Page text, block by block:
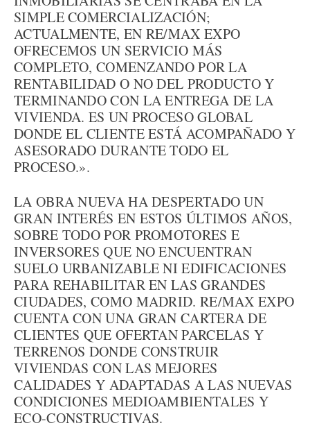
SIMPLE COMERCIALIZACIÓN;
ACTUALMENTE, EN RE/MAX EXPO
OFRECEMOS UN SERVICIO MÁS
COMPLETO, COMENZANDO POR LA
RENTABILIDAD O NO DEL PRODUCTO Y
TERMINANDO CON LA ENTREGA DE LA
VIVIENDA. ES UN PROCESO GLOBAL
DONDE EL CLIENTE ESTÁ ACOMPAÑADO Y
ASESORADO DURANTE TODO EL
PROCESO.».
LA OBRA NUEVA HA DESPERTADO UN
GRAN INTERÉS EN ESTOS ÚLTIMOS AÑOS,
SOBRE TODO POR PROMOTORES E
INVERSORES QUE NO ENCUENTRAN
SUELO URBANIZABLE NI EDIFICACIONES
PARA REHABILITAR EN LAS GRANDES
CIUDADES, COMO MADRID. RE/MAX EXPO
CUENTA CON UNA GRAN CARTERA DE
CLIENTES QUE OFERTAN PARCELAS Y
TERRENOS DONDE CONSTRUIR
VIVIENDAS CON LAS MEJORES
CALIDADES Y ADAPTADAS A LAS NUEVAS
CONDICIONES MEDIOAMBIENTALES Y
ECO-CONSTRUCTIVAS.